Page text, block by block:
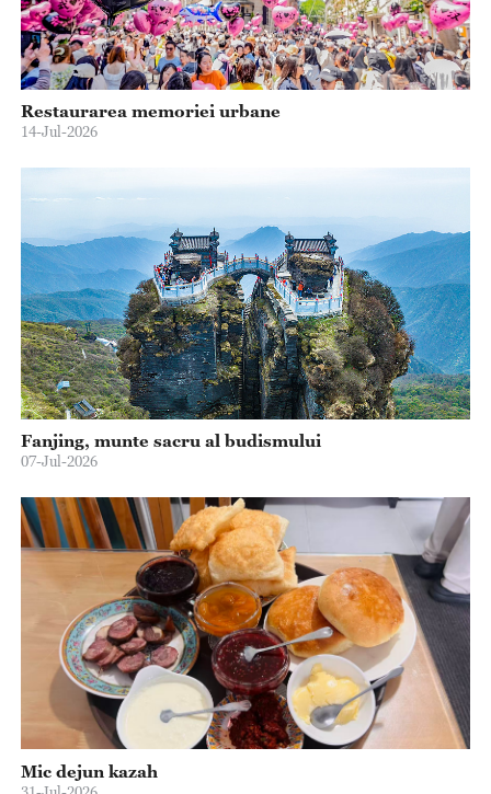
Restaurarea memoriei urbane
14-Jul-2026
Fanjing, munte sacru al budismului
07-Jul-2026
Mic dejun kazah